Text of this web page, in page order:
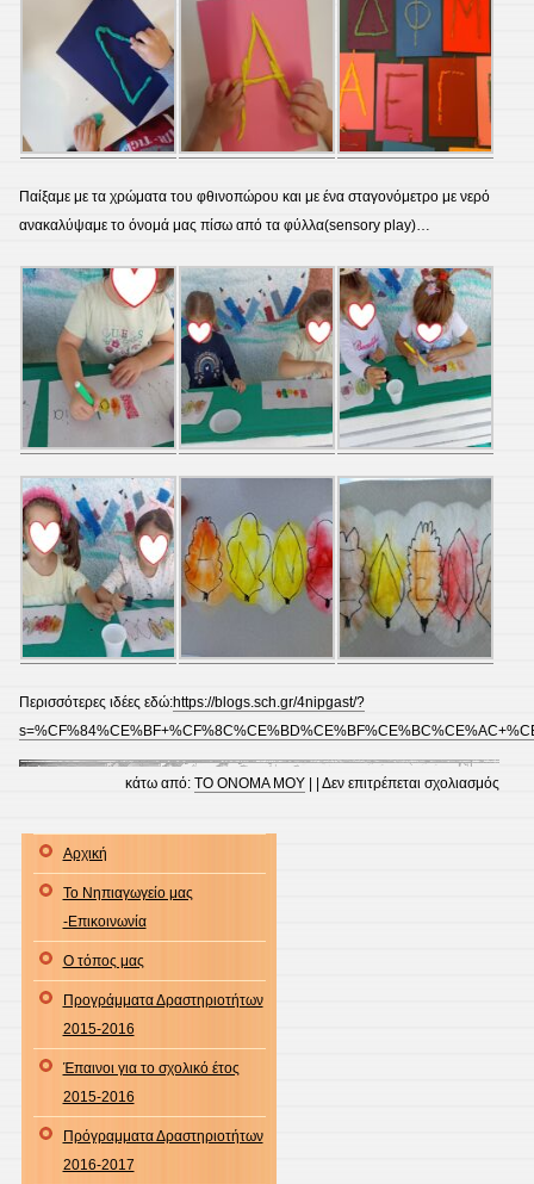
Παίξαμε με τα χρώματα του φθινοπώρου και με ένα σταγονόμετρο με νερό
ανακαλύψαμε το όνομά μας πίσω από τα φύλλα(sensory play)…
Περισσότερες ιδέες εδώ:https://blogs.sch.gr/4nipgast/?
κάτω από:ΤΟ ΟΝΟΜΑ ΜΟΥ | |Δεν επιτρέπεται σχολιασμός
Αρχική
To Νηπιαγωγείο μας
-Επικοινωνία
Ο τόπος μας
Προγράμματα Δραστηριοτήτων
2015-2016
Έπαινοι για το σχολικό έτος
2015-2016
Πρόγραμματα Δραστηριοτήτων
2016-2017